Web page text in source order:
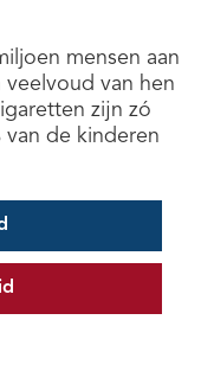
mensen aan
van hen
zijn zó
van de kinderen